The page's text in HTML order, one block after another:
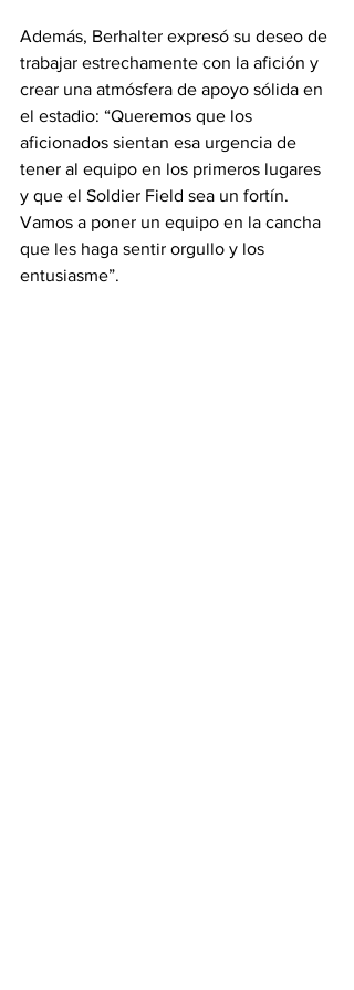
Además, Berhalter expresó su deseo de
trabajar estrechamente con la afición y
crear una atmósfera de apoyo sólida en
el estadio: “Queremos que los
aficionados sientan esa urgencia de
tener al equipo en los primeros lugares
y que el Soldier Field sea un fortín.
Vamos a poner un equipo en la cancha
que les haga sentir orgullo y los
entusiasme”.